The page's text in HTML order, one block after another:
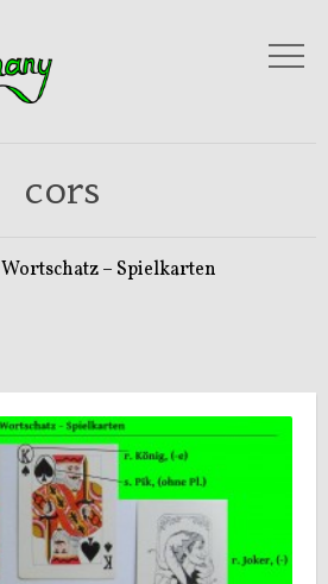
cors
Wortschatz – Spielkarten